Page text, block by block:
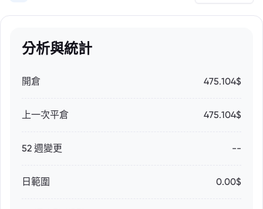
分析與統計
開倉 475.104$
上一次平倉 475.104$
52 週變更 --
日範圍 0.00$